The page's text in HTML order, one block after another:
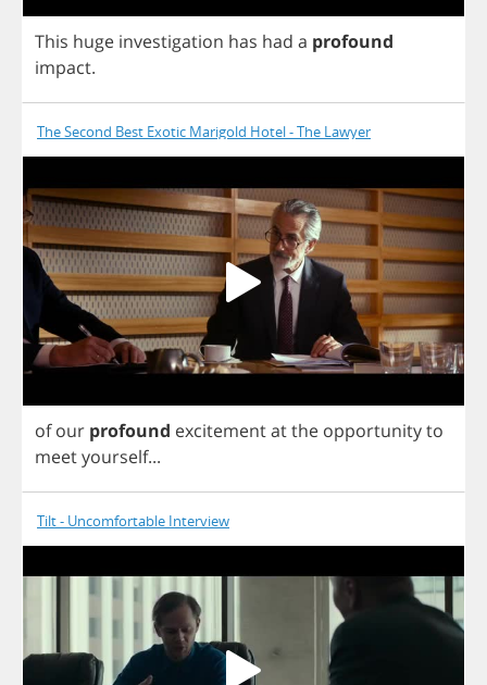
This huge investigation has had a profound
impact.
The Second Best Exotic Marigold Hotel - The Lawyer
of our profound excitementatthe opportunityto
meetyourself...
Tilt - Uncomfortable Interview